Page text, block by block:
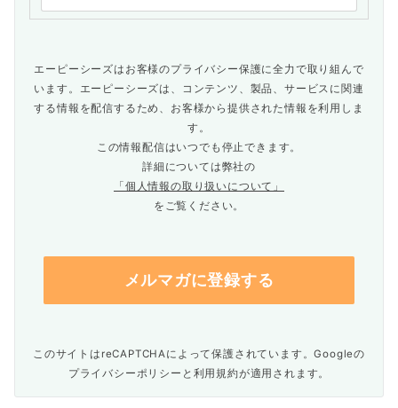
エーピーシーズはお客様のプライバシー保護に全力で取り組んで
います。エーピーシーズは、コンテンツ、製品、サービスに関連
する情報を配信するため、お客様から提供された情報を利用しま
す。
この情報配信はいつでも停止できます。
詳細については弊社の
「個人情報の取り扱いについて」
をご覧ください。
このサイトはreCAPTCHAによって保護されています。Googleの
プライバシーポリシー と 利用規約が適用されます。